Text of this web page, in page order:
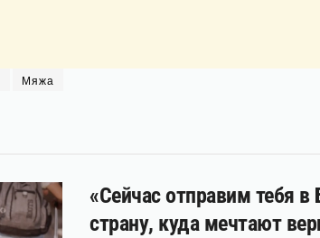
Мяжа
«Сейчас отправим тебя
страну, куда мечтают